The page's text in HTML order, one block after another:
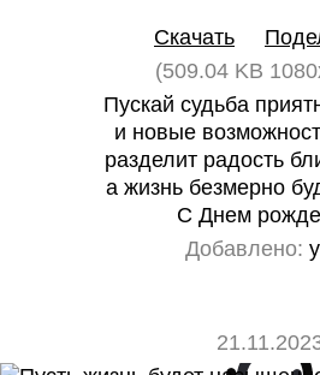
Скачать
(509.04 KB
Пускай судьба
и новые
разделит радость
а жизнь безмерно
С Днем
Добавлено: